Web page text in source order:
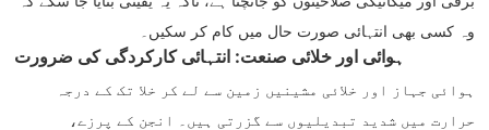
وہ کسی بھی انتہائی صورت حال میں کام کر سکیں۔
ہوائی اور خلائی صنعت: انتہائی کارکردگی کی ضرورت
ہوائی جہاز اور خلائی مشینیں زمین سے لے کر خلا تک کے درجہ
حرارت میں شدید تبدیلیوں سے گزرتی ہیں۔ انجن کے پرزے،